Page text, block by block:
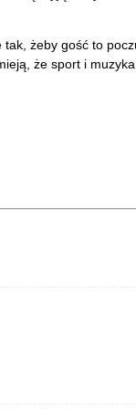
żeby gość to
że sport i muzyka